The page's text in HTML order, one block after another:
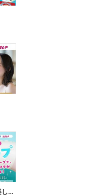
メイクキープで夏でもメイクが楽しくなる!